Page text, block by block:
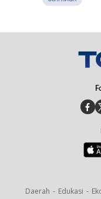
Daerah Edukasi